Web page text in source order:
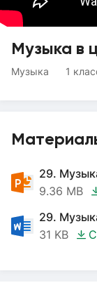
Музыка в
Музыка 1
29.
9.36 MB
29.
31 KB